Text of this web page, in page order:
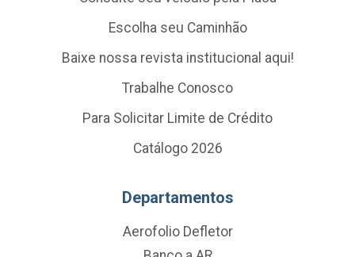
Escolha seu Caminhão
Baixe nossa revista institucional aqui!
Trabalhe Conosco
Para Solicitar Limite de Crédito
Catálogo 2026
Departamentos
Aerofolio Defletor